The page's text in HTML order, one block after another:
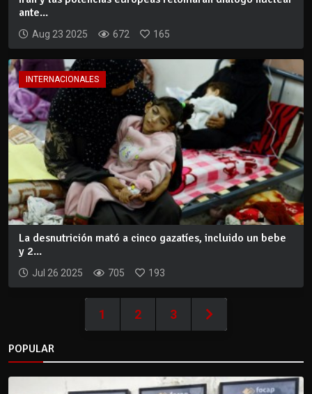
ante...
Aug 23 2025 672 165
INTERNACIONALES
La desnutrición mató a cinco gazatíes, incluido un bebe
y 2...
Jul 26 2025 705 193
1 2 3
POPULAR